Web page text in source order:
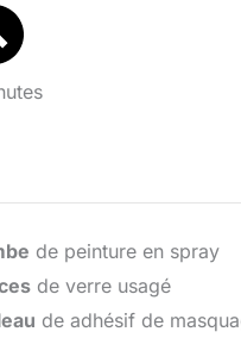
de peinture en spray
de verre usagé
de adhésif de